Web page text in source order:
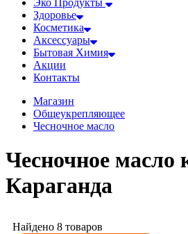
Здоровье
Косметика
Аксессуары
Бытовая Химия
Акции
Контакты
Магазин
Общеукрепляющее
Чесночное масло
Чесночное масло
Караганда
Найдено 8 товаров